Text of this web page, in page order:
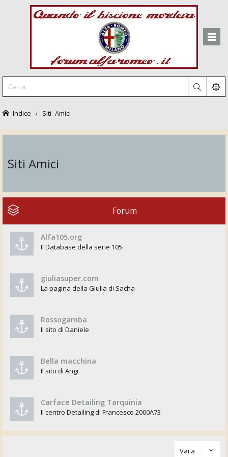
Indice Siti Amici
Siti Amici
Forum
Alfa105.org
Il Database della serie 105
giuliasuper.com
La pagina della Giulia di Sacha
Rossogamba
Il sito di Daniele
Bella macchina
Il sito di Angi
Carface Detailing Tarquinia
Il centro Detailing di Francesco 2000A73
Vai a